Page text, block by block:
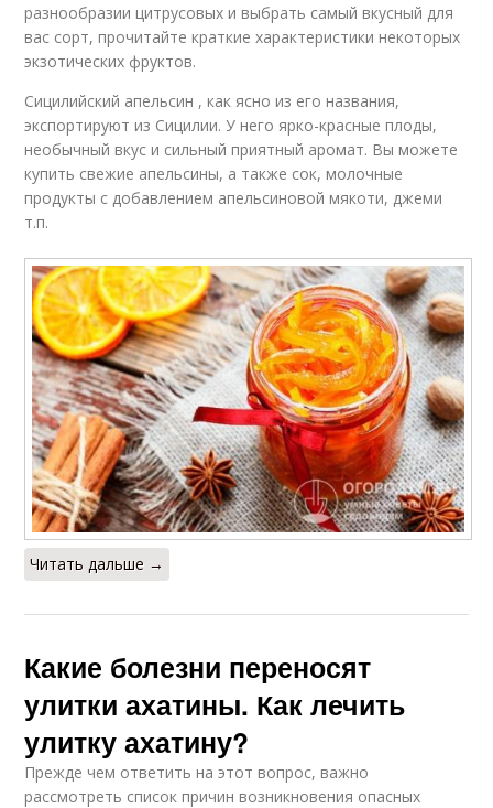
разнообразии цитрусовых и выбрать самый вкусный для
вас сорт, прочитайте краткие характеристики некоторых
экзотических фруктов.
Сицилийский апельсин , как ясно из его названия,
экспортируют из Сицилии. У него ярко-красные плоды,
необычный вкус и сильный приятный аромат. Вы можете
купить свежие апельсины, а также сок, молочные
продукты с добавлением апельсиновой мякоти, джеми
т.п.
Читать дальше →
Какие болезни переносят
улитки ахатины. Как лечить
улитку ахатину?
Прежде чем ответить на этот вопрос, важно
рассмотреть список причин возникновения опасных